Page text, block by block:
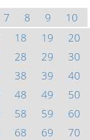
7 8 9
10
18 19
20
28 29
30
38 39
40
48 49
50
58 59
60
68 69
70